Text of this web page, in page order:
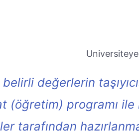
değerlerin
(öğretim) programı
tarafından